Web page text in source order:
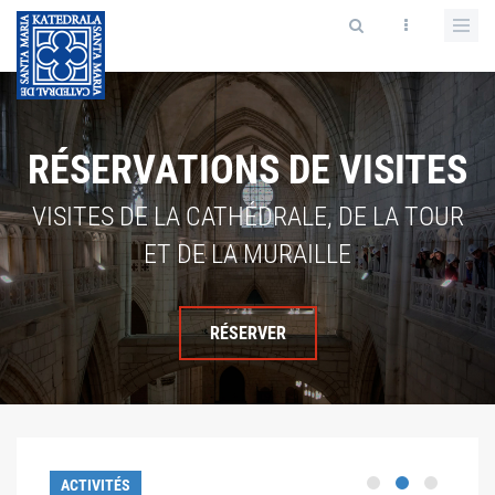
RÉSERVATIONS DE VISITES
VISITES DE LA CATHÉDRALE, DE LA TOUR
ET DE LA MURAILLE
RÉSERVER
ACTIVITÉS